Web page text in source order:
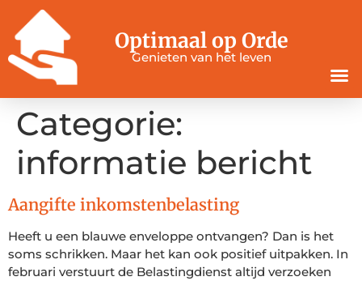
Optimaal op Orde
Genieten van het leven
Categorie:
informatie bericht
Aangifte inkomstenbelasting
Heeft u een blauwe enveloppe ontvangen? Dan is het
soms schrikken. Maar het kan ook positief uitpakken. In
februari verstuurt de Belastingdienst altijd verzoeken